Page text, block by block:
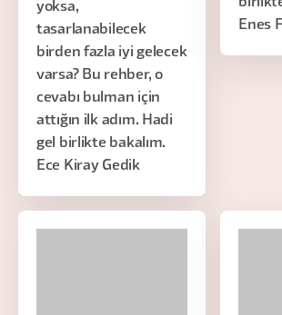
yoksa,
tasarlanabilecek
birden fazla iyi gelecek
varsa? Bu rehber, o
cevabı bulman için
attığın ilk adım. Hadi
gel birlikte bakalım.
Ece Kiray Gedik
Enes